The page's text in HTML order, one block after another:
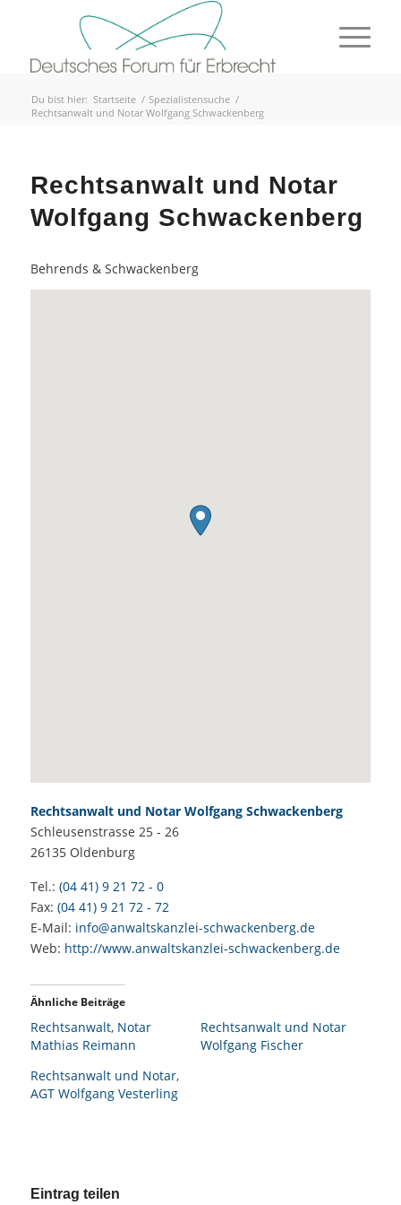
Du bist hier: Startseite / Spezialistensuche /
Rechtsanwalt und Notar Wolfgang Schwackenberg
Rechtsanwalt und Notar
Wolfgang Schwackenberg
Behrends & Schwackenberg
Rechtsanwalt und Notar Wolfgang Schwackenberg
Schleusenstrasse 25 - 26
26135 Oldenburg
Tel.: (04 41) 9 21 72 - 0
Fax: (04 41) 9 21 72 - 72
E-Mail: info@anwaltskanzlei-schwackenberg.de
Web: http://www.anwaltskanzlei-schwackenberg.de
Ähnliche Beiträge
Rechtsanwalt, Notar
Mathias Reimann
Rechtsanwalt und Notar
Wolfgang Fischer
Rechtsanwalt und Notar,
AGT Wolfgang Vesterling
Eintrag teilen